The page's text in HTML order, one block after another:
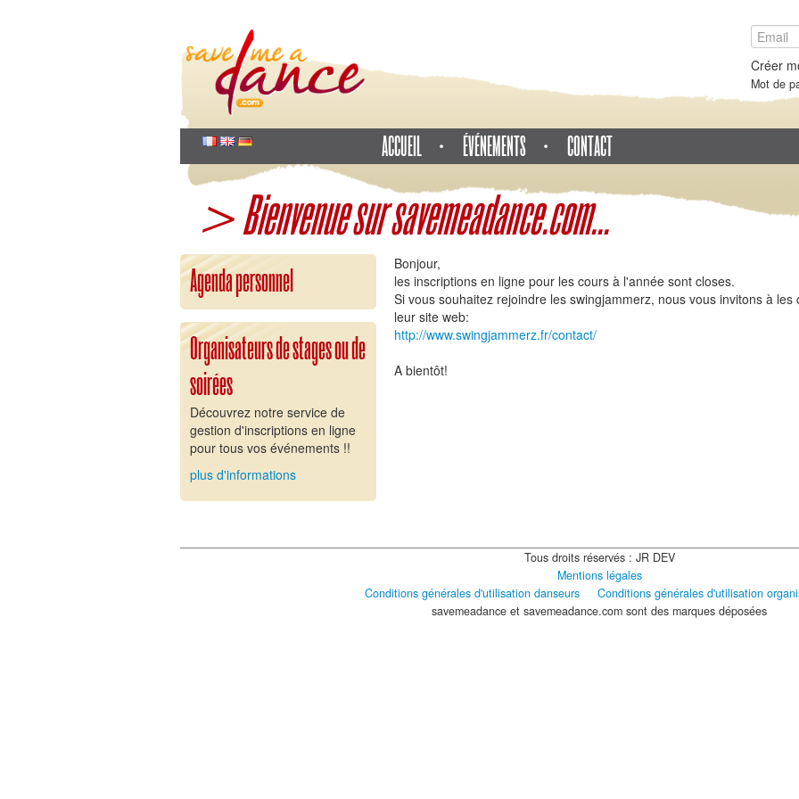
Créer
Mot de
ACCUEIL ÉVÉNEMENTS CONTACT
> Bienvenue sur savemeadance.com...
Agenda personnel
Organisateurs de stages ou de
soirées
Découvrez notre service de
gestion d'inscriptions en ligne
pour tous vos événements !!
plus d'informations
Bonjour,
les inscriptions en ligne pour les cours à l'année sont closes.
Si vous souhaitez rejoindre les swingjammerz, nous vous invitons à
leur site web:
http://www.swingjammerz.fr/contact/
A bientôt!
Tous droits réservés : JR DEV
Mentions légales
Conditions générales d'utilisation danseurs
Conditions générales d'utilisation
savemeadance et savemeadance.com sont des marques déposées